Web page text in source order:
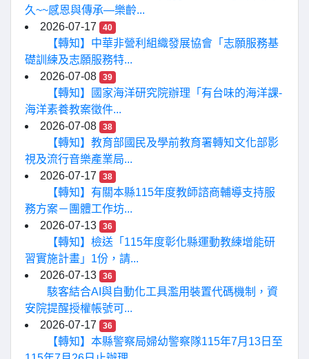
久~~感恩與傳承—樂齡...
2026-07-17
40
【轉知】中華非營利組織發展協會「志願服務基
礎訓練及志願服務特...
2026-07-08
39
【轉知】國家海洋研究院辦理「有台味的海洋課-
海洋素養教案徵件...
2026-07-08
38
【轉知】教育部國民及學前教育署轉知文化部影
視及流行音樂產業局...
2026-07-17
38
【轉知】有關本縣115年度教師諮商輔導支持服
務方案－團體工作坊...
2026-07-13
36
【轉知】檢送「115年度彰化縣運動教練增能研
習實施計畫」1份，請...
2026-07-13
36
駭客結合AI與自動化工具濫用裝置代碼機制，資
安院提醒授權帳號可...
2026-07-17
36
【轉知】本縣警察局婦幼警察隊115年7月13日至